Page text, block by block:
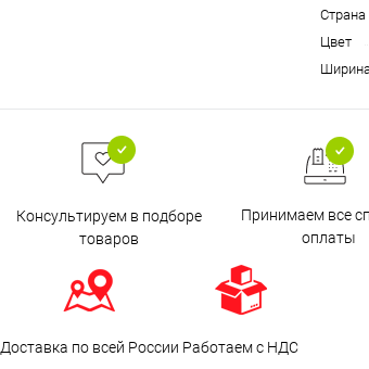
Цвет
Ширина
Консультируем в подборе
товаров
Принимаем все
оплаты
Доставка по всей России Работаем с НДС